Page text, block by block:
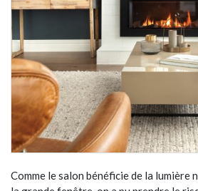
Comme le salon bénéficie de la lumière